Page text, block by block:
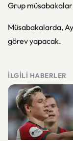
Grup
Müsabakalarda,
görev yapacak.
İLGILI HABERLER